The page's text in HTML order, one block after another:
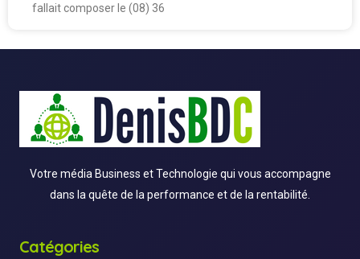
fallait composer le (08) 36
Votre média Business et Technologie qui vous accompagne
dans la quête de la performance et de la rentabilité.
Catégories